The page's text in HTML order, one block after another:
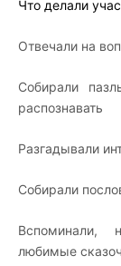
Что делали
Отвечали на
Собирали
распознавать
Разгадывали
Собирали
Вспоминали,
любимые